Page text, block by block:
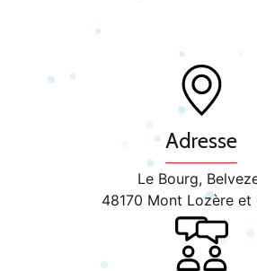
Adresse
Le Bourg,
48170 Mont Lozère et